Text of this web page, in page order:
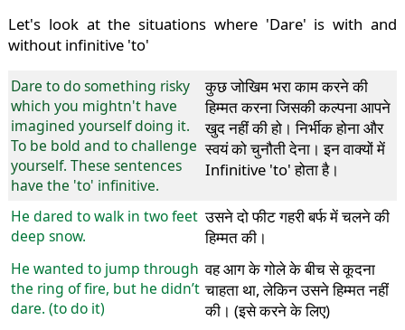
Let's look at the situations where 'Dare' is with and
without infinitive 'to'
Dare to do something risky
which you mightn't have
imagined yourself doing it.
To be bold and to challenge
yourself. These sentences
have the 'to' infinitive.
कुछ जोखिम भरा काम करने की
हिम्मत करना जिसकी कल्पना आपने
खुद नहीं की हो। निर्भीक होना और
स्वयं को चुनौती देना। इन वाक्यों में
Infinitive 'to' होता है।
He dared to walk in two feet
deep snow.
उसने दो फीट गहरी बर्फ में चलने की
हिम्मत की।
He wanted to jump through
the ring of fire, but he didn’t
dare. (to do it)
वह आग के गोले के बीच से कूदना
चाहता था, लेकिन उसने हिम्मत नहीं
की। (इसे करने के लिए)